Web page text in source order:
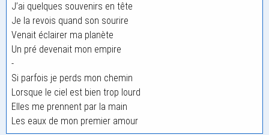
J’ai quelques souvenirs en tête
Je la revois quand son sourire
Venait éclairer ma planète
Un pré devenait mon empire
-
Si parfois je perds mon chemin
Lorsque le ciel est bien trop lourd
Elles me prennent par la main
Les eaux de mon premier amour